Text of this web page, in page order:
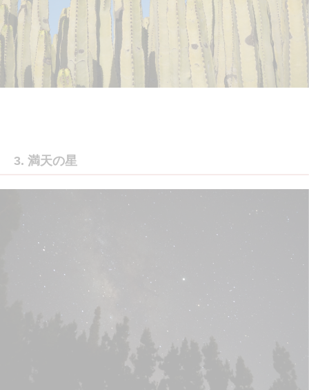
3. 満天の星